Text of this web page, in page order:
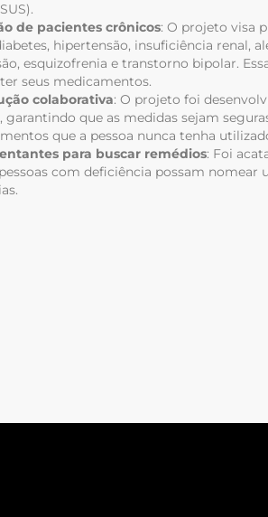
de pacientes crônicos: O projeto visa
hipertensão, insuficiência renal,
esquizofrenia e transtorno bipolar.
seus medicamentos.
colaborativa: O projeto foi
garantindo que as medidas sejam
que a pessoa nunca tenha
para buscar remédios: Foi
com deficiência possam nomear